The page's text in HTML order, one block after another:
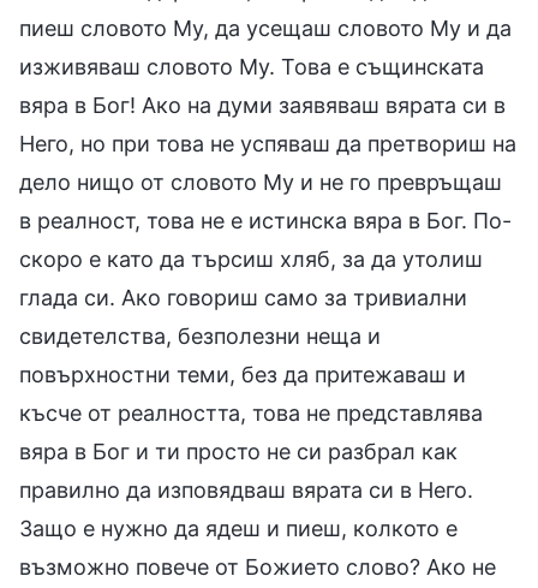
пиеш словото Му, да усещаш словото Му и да
изживяваш словото Му. Това е същинската
вяра в Бог! Ако на думи заявяваш вярата си в
Него, но при това не успяваш да претвориш на
дело нищо от словото Му и не го превръщаш
в реалност, това не е истинска вяра в Бог. По-
скоро е като да търсиш хляб, за да утолиш
глада си. Ако говориш само за тривиални
свидетелства, безполезни неща и
повърхностни теми, без да притежаваш и
късче от реалността, това не представлява
вяра в Бог и ти просто не си разбрал как
правилно да изповядваш вярата си в Него.
Защо е нужно да ядеш и пиеш, колкото е
възможно повече от Божието слово? Ако не